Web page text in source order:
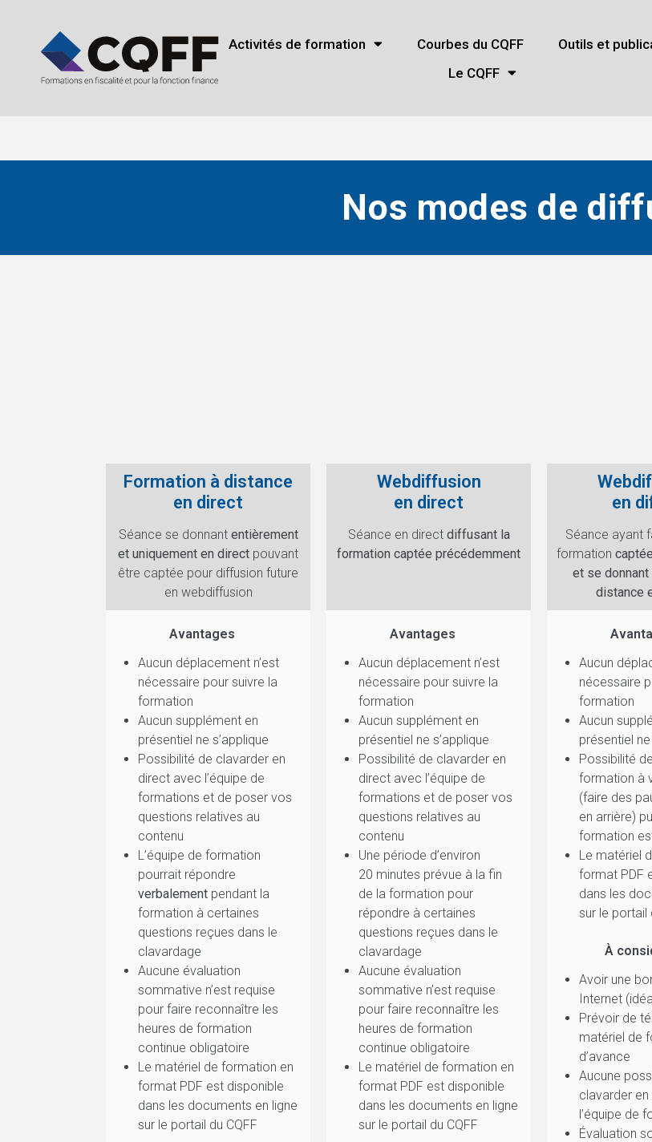
Activités de formation Courbes du CQFF
Outils et
Le CQFF
Nos modes de
Formation à distance
en direct
Séance se donnant entièrement
et uniquement en direct pouvant
être captée pour diffusion future
en webdiffusion
Avantages
Aucun déplacement n’est
nécessaire pour suivre la
formation
Aucun supplément en
présentiel ne s’applique
Possibilité de clavarder en
direct avec l’équipe de
formations et de poser vos
questions relatives au
contenu
L’équipe de formation
pourrait répondre
verbalement pendant la
formation à certaines
questions reçues dans le
clavardage
Aucune évaluation
sommative n’est requise
pour faire reconnaître les
heures de formation
continue obligatoire
Le matériel de formation en
format PDF est disponible
dans les documents en ligne
sur le portail du CQFF
Webdiffusion
en direct
Séance en direct diffusant la
formation captée précédemment
Avantages
Aucun déplacement n’est
nécessaire pour suivre la
formation
Aucun supplément en
présentiel ne s’applique
Possibilité de clavarder en
direct avec l’équipe de
formations et de poser vos
questions relatives au
contenu
Une période d’environ
20 minutes prévue à la fin
de la formation pour
répondre à certaines
questions reçues dans le
clavardage
Aucune évaluation
sommative n’est requise
pour faire reconnaître les
heures de formation
continue obligatoire
Le matériel de formation en
format PDF est disponible
dans les documents en ligne
sur le portail du CQFF
en
Séance ayant
formation
et se donnant
distance
Aucun
nécessaire
formation
Aucun
présentiel ne
Possibilité
formation à
(faire des
en arrière)
formation
Le matériel
format PDF
dans les
sur le portail
À
Avoir une
Internet
Prévoir de
matériel de
d’avance
Aucune
clavarder
l’équipe de
Évaluation